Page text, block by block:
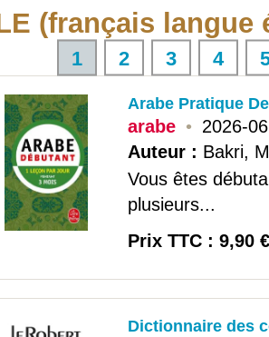
(français langue
1 2 3 4
Arabe Pratique
arabe • 2026-06
Auteur : Bakri,
Vous êtes
plusieurs...
Prix TTC : 9,90 €
Dictionnaire des